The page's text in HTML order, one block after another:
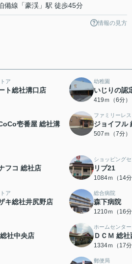
備線 「豪渓 」駅 徒歩45分
情報の見方
ア
ト総社溝口店
幼稚園
いじりの認
419ｍ（6分）
壱番屋 総社溝
ファミリーレ
ジョイフル
507ｍ（7分）
フコ 総社店
ショッピング
リブ21
1084ｍ（14分
ア
キ総社井尻野店
総合病院
森下病院
1210ｍ（16分
社中央店
ホームセンター
ＤＣＭ 総社
1334ｍ（17分
郵便局